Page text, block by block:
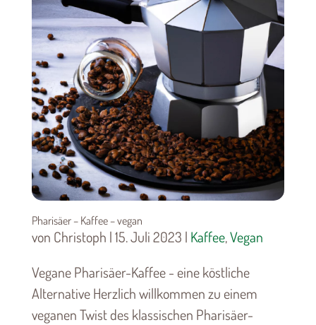
Pharisäer – Kaffee – vegan
von Christoph | 15. Juli 2023 | Kaffee,Vegan
Vegane Pharisäer-Kaffee - eine köstliche
Alternative Herzlich willkommen zu einem
veganen Twist des klassischen Pharisäer-